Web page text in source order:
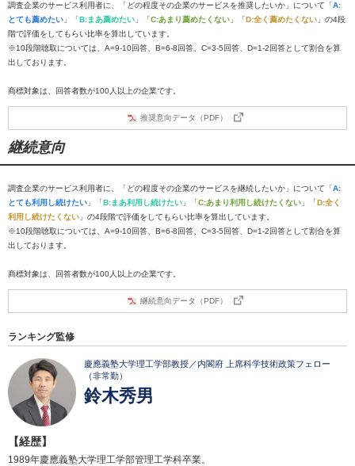
調査企業のサービス利用者に、「どの程度その企業のサービスを推奨したいか」について「A:
とても薦めたい 」「B:まあ薦めたい 」「C:あまり薦めたくない 」「D:全く薦めたくない 」の4段
階で評価をしてもらい比率を算出しています。
※10段階聴取については、A=9-10回答、B=6-8回答、C=3-5回答、D=1-2回答として割合を算
出しております。
商標対象は、回答者数が100人以上の企業です。
推奨意向データ（PDF）
継続意向
調査企業のサービス利用者に、「どの程度その企業のサービスを継続したいか」について「A:
とても利用し続けたい 」「B:まあ利用し続けたい 」「C:あまり利用し続けたくない 」「D:全く
利用し続けたくない 」の4段階で評価をしてもらい比率を算出しています。
※10段階聴取については、A=9-10回答、B=6-8回答、C=3-5回答、D=1-2回答として割合を算
出しております。
商標対象は、回答者数が100人以上の企業です。
継続意向データ（PDF）
ランキング監修
慶應義塾大学理工学部教授／内閣府 上席科学技術政策フェロー
（非常勤）
鈴木秀男
【経歴】
1989年慶應義塾大学理工学部管理工学科卒業。